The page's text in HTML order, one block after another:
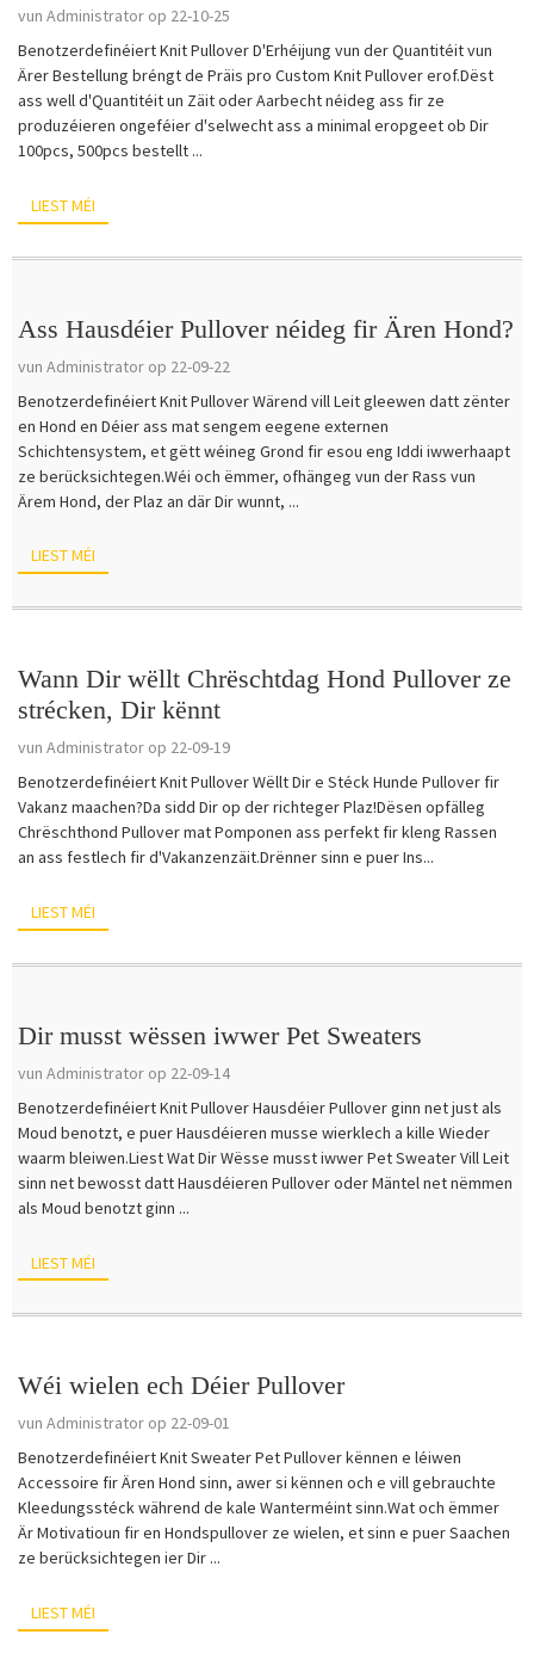
vun Administrator op 22-10-25
Benotzerdefinéiert Knit Pullover D'Erhéijung vun der Quantitéit vun
Ärer Bestellung bréngt de Präis pro Custom Knit Pullover erof.Dëst
ass well d'Quantitéit un Zäit oder Aarbecht néideg ass fir ze
produzéieren ongeféier d'selwecht ass a minimal eropgeet ob Dir
100pcs, 500pcs bestellt ...
LIEST MÉI
Ass Hausdéier Pullover néideg fir Ären Hond?
vun Administrator op 22-09-22
Benotzerdefinéiert Knit Pullover Wärend vill Leit gleewen datt zënter
en Hond en Déier ass mat sengem eegene externen
Schichtensystem, et gëtt wéineg Grond fir esou eng Iddi iwwerhaapt
ze berücksichtegen.Wéi och ëmmer, ofhängeg vun der Rass vun
Ärem Hond, der Plaz an där Dir wunnt, ...
LIEST MÉI
Wann Dir wëllt Chrëschtdag Hond Pullover ze
strécken, Dir kënnt
vun Administrator op 22-09-19
Benotzerdefinéiert Knit Pullover Wëllt Dir e Stéck Hunde Pullover fir
Vakanz maachen?Da sidd Dir op der richteger Plaz!Dësen opfälleg
Chrëschthond Pullover mat Pomponen ass perfekt fir kleng Rassen
an ass festlech fir d'Vakanzenzäit.Drënner sinn e puer Ins...
LIEST MÉI
Dir musst wëssen iwwer Pet Sweaters
vun Administrator op 22-09-14
Benotzerdefinéiert Knit Pullover Hausdéier Pullover ginn net just als
Moud benotzt, e puer Hausdéieren musse wierklech a kille Wieder
waarm bleiwen.Liest Wat Dir Wësse musst iwwer Pet Sweater Vill Leit
sinn net bewosst datt Hausdéieren Pullover oder Mäntel net nëmmen
als Moud benotzt ginn ...
LIEST MÉI
Wéi wielen ech Déier Pullover
vun Administrator op 22-09-01
Benotzerdefinéiert Knit Sweater Pet Pullover kënnen e léiwen
Accessoire fir Ären Hond sinn, awer si kënnen och e vill gebrauchte
Kleedungsstéck während de kale Wanterméint sinn.Wat och ëmmer
Är Motivatioun fir en Hondspullover ze wielen, et sinn e puer Saachen
ze berücksichtegen ier Dir ...
LIEST MÉI